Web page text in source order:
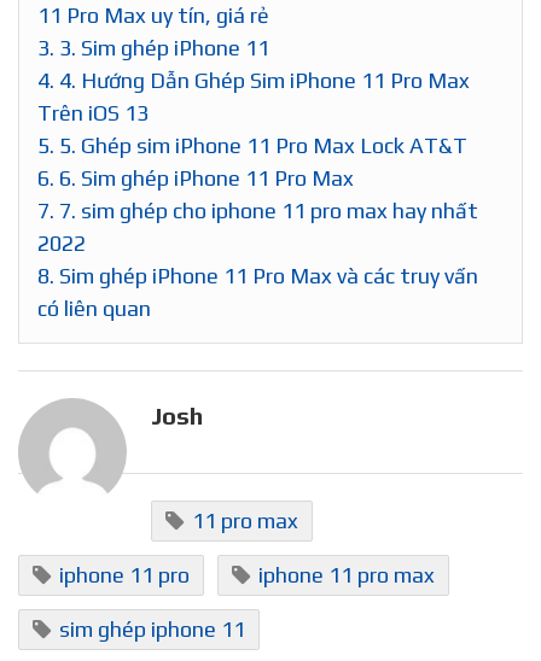
11 Pro Max uy tín, giá rẻ
3. 3. Sim ghép iPhone 11
4. 4. Hướng Dẫn Ghép Sim iPhone 11 Pro Max
Trên iOS 13
5. 5. Ghép sim iPhone 11 Pro Max Lock AT&T
6. 6. Sim ghép iPhone 11 Pro Max
7. 7. sim ghép cho iphone 11 pro max hay nhất
2022
8. Sim ghép iPhone 11 Pro Max và các truy vấn
có liên quan
Josh
11 pro max
iphone 11 pro iphone 11 pro max
sim ghép iphone 11